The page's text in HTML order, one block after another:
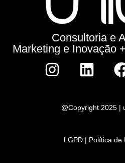
Consultoria e
Marketing e Inovação
@Copyright 2025 |
LGPD | Política de